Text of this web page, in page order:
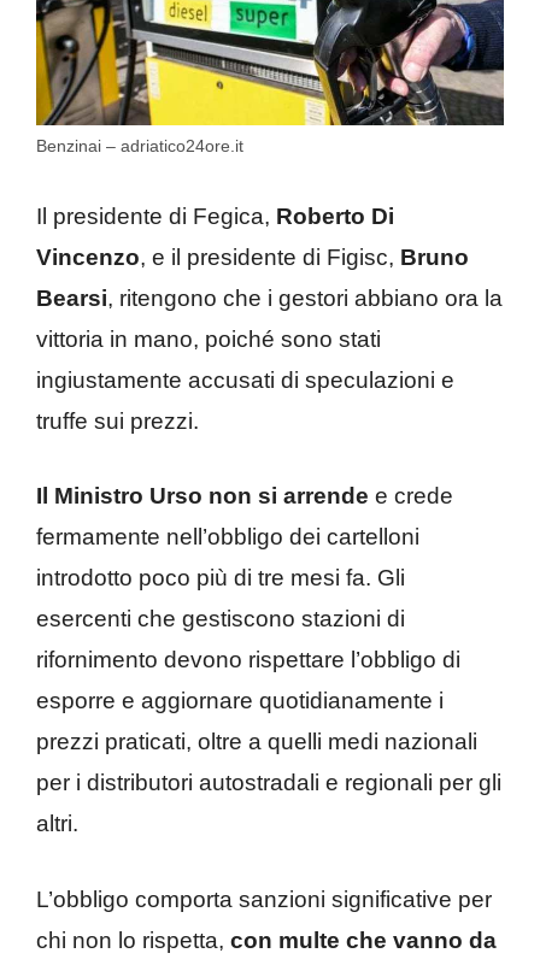
Benzinai – adriatico24ore.it
Il presidente di Fegica, Roberto Di
Vincenzo, e il presidente di Figisc, Bruno
Bearsi, ritengono che i gestori abbiano ora la
vittoria in mano, poiché sono stati
ingiustamente accusati di speculazioni e
truffe sui prezzi.
Il Ministro Urso non si arrende e crede
fermamente nell’obbligo dei cartelloni
introdotto poco più di tre mesi fa. Gli
esercenti che gestiscono stazioni di
rifornimento devono rispettare l’obbligo di
esporre e aggiornare quotidianamente i
prezzi praticati, oltre a quelli medi nazionali
per i distributori autostradali e regionali per gli
altri.
L’obbligo comporta sanzioni significative per
chi non lo rispetta, con multe che vanno da